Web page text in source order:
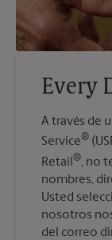
Every
A través de
Service®
Retail ®, no
nombres,
Usted
nosotros
del correo